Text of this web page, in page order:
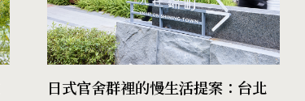
日式官舍群裡的慢生活提案：台北